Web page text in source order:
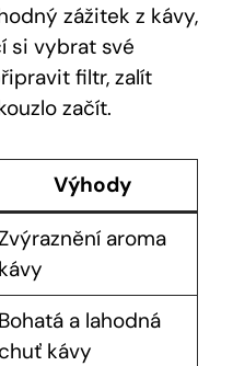
zážitek z kávy,
si vybrat své
filtr, zalít
začít.
Výhody
aroma
kávy
Bohatá a lahodná
chuť kávy